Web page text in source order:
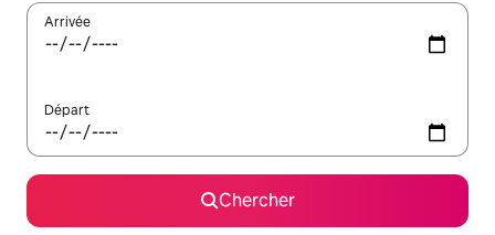
Arrivée
Départ
Chercher